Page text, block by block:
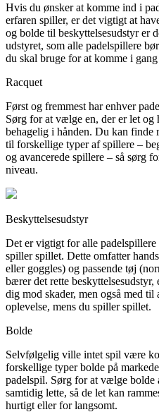
Hvis du ønsker at komme ind i
erfaren spiller, er det vigtigt at
og bolde til beskyttelsesudstyr er
udstyret, som alle padelspillere
du skal bruge for at komme i
Racquet
Først og fremmest har enhver
Sørg for at vælge en, der er let og
behagelig i hånden. Du kan finde
til forskellige typer af spillere –
og avancerede spillere – så sørg
niveau.
Beskyttelsesudstyr
Det er vigtigt for alle
spiller spillet. Dette omfatter
eller goggles) og passende tøj
bærer det rette
dig mod skader, men også med
oplevelse, mens du spiller spillet.
Bolde
Selvfølgelig ville intet spil være
forskellige typer bolde på
padelspil. Sørg for at vælge
samtidig lette, så de let kan
hurtigt eller for langsomt.